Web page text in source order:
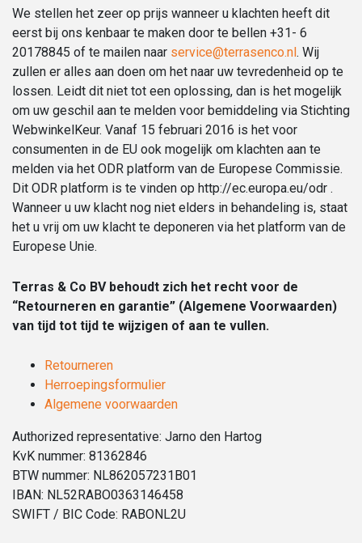
We stellen het zeer op prijs wanneer u klachten heeft dit
eerst bij ons kenbaar te maken door te bellen +31- 6
20178845 of te mailen naar service@terrasenco.nl . Wij
zullen er alles aan doen om het naar uw tevredenheid op te
lossen. Leidt dit niet tot een oplossing, dan is het mogelijk
om uw geschil aan te melden voor bemiddeling via Stichting
WebwinkelKeur. Vanaf 15 februari 2016 is het voor
consumenten in de EU ook mogelijk om klachten aan te
melden via het ODR platform van de Europese Commissie.
Dit ODR platform is te vinden op http://ec.europa.eu/odr .
Wanneer u uw klacht nog niet elders in behandeling is, staat
het u vrij om uw klacht te deponeren via het platform van de
Europese Unie.
Terras & Co BVbehoudt zich het recht voor de
“Retourneren en garantie” (Algemene Voorwaarden)
van tijd tot tijd te wijzigen of aan te vullen.
Retourneren
Herroepingsformulier
Algemene voorwaarden
Authorized representative: Jarno den Hartog
KvK nummer: 81362846
BTW nummer: NL862057231B01
IBAN: NL52RABO0363146458
SWIFT / BIC Code: RABONL2U